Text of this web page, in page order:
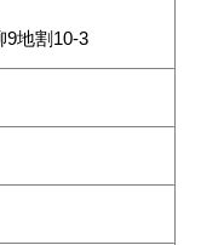
9地割10-3